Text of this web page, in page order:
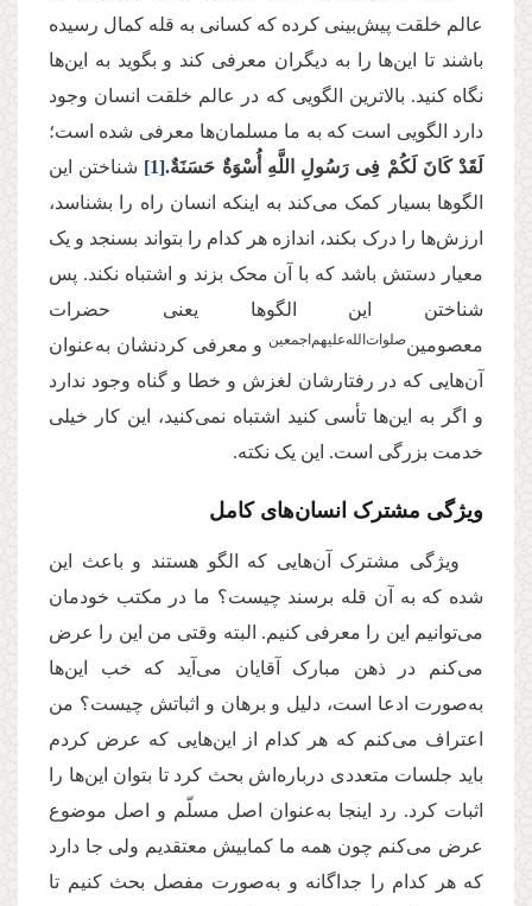
عالم خلقت پیش‌بینی کرده که کسانی به قله کمال رسیده
باشند تا این‌ها را به دیگران معرفی کند و بگوید به این‌ها
نگاه کنید. بالاترین الگویی که در عالم خلقت انسان وجود
دارد الگویی است که به ما مسلمان‌ها معرفی شده است؛
لَقَدْ كَانَ لَكُمْ فِی رَسُولِ اللَّهِ أُسْوَةٌ حَسَنَةٌ.[1] شناختن این
الگوها بسیار کمک می‌کند به اینکه انسان راه را بشناسد،
ارزش‌ها را درک بکند، اندازه هر کدام را بتواند بسنجد و یک
معیار دستش باشد که با آن محک بزند و اشتباه نکند. پس
شناختن این الگوها یعنی حضرات
معصومین‌صلوات‌الله‌علیهم‌اجمعین و معرفی کردنشان به‌عنوان
آن‌هایی که در رفتارشان لغزش و خطا و گناه وجود ندارد
و اگر به این‌ها تأسی ‌کنید اشتباه نمی‌کنید، این کار خیلی
خدمت بزرگی است. این یک نکته.
ویژگی مشترک انسان‌های کامل
ویژگی مشترک آن‌هایی که الگو هستند و باعث این
شده که به آن قله برسند چیست؟ ما در مکتب خودمان
می‌توانیم این را معرفی کنیم. البته وقتی من این را عرض
می‌کنم در ذهن مبارک آقایان می‌آید که خب این‌ها
به‌صورت ادعا است، دلیل و برهان و اثباتش چیست؟ من
اعتراف می‌کنم که هر کدام از این‌هایی که عرض کردم
باید جلسات متعددی درباره‌اش بحث کرد تا بتوان این‌ها را
اثبات کرد. رد اینجا به‌عنوان اصل مسلّم و اصل موضوع
عرض می‌کنم چون همه ما کمابیش معتقدیم ولی جا دارد
که هر کدام را جداگانه و به‌صورت مفصل بحث کنیم تا